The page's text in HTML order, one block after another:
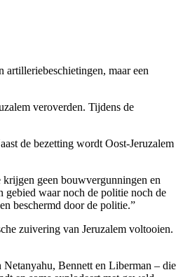
maar een
veroverden. Tijdens de
de bezetting wordt Oost-Jeruzalem
geen bouwvergunningen en
gebied waar noch de politie noch de
beschermd door de politie.”
zuivering van Jeruzalem voltooien.
Bennett en Liberman – die